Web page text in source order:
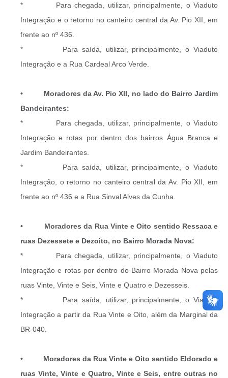
* Para chegada, utilizar, principalmente, o Viaduto
Integração e o retorno no canteiro central da Av. Pio XII, em
frente ao nº 436.
* Para saída, utilizar, principalmente, o Viaduto
Integração e a Rua Cardeal Arco Verde.
• Moradores da Av. Pio XII, no lado do Bairro Jardim
Bandeirantes:
* Para chegada, utilizar, principalmente, o Viaduto
Integração e rotas por dentro dos bairros Água Branca e
Jardim Bandeirantes.
* Para saída, utilizar, principalmente, o Viaduto
Integração, o retorno no canteiro central da Av. Pio XII, em
frente ao nº 436 e a Rua Sinval Alves da Cunha.
• Moradores da Rua Vinte e Oito sentido Ressaca e
ruas Dezessete e Dezoito, no Bairro Morada Nova:
* Para chegada, utilizar, principalmente, o Viaduto
Integração e rotas por dentro do Bairro Morada Nova pelas
ruas Vinte, Vinte e Seis, Vinte e Quatro e Dezesseis.
* Para saída, utilizar, principalmente, o Viaduto
Integração a partir da Rua Vinte e Oito, além da Marginal da
BR-040.
• Moradores da Rua Vinte e Oito sentido Eldorado e
ruas Vinte, Vinte e Quatro, Vinte e Seis, entre outras no